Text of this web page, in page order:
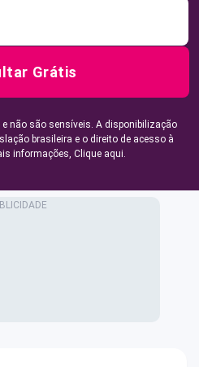
Grátis
não são sensíveis. A disponibilização
brasileira e o direito de acesso à
informações, Clique aqui.